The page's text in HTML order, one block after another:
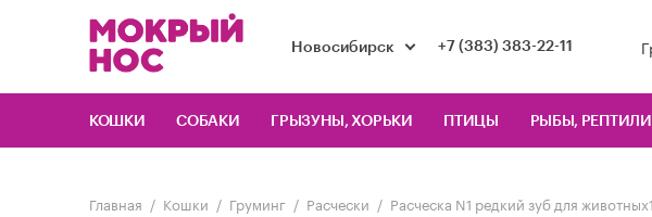
Новосибирск +7 (383) 383-22-11
КОШКИ СОБАКИ ГРЫЗУНЫ, ХОРЬКИ ПТИЦЫ РЫБЫ,
Главная Кошки Груминг Расчески Расческа N1 редкий зуб для